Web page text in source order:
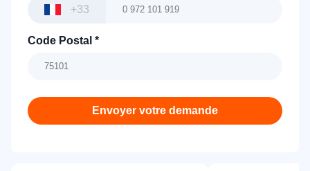
+33
Code Postal *
Envoyer votre demande